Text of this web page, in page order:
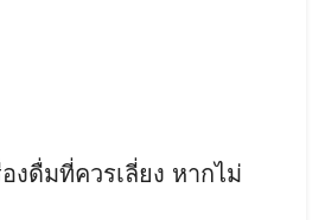
งดื่มที่ควรเลี่ยง หากไม่